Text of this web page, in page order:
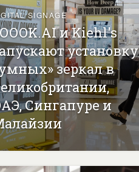
SIGNAGE
и Kiehl's
установку
зеркал в
Сингапуре и